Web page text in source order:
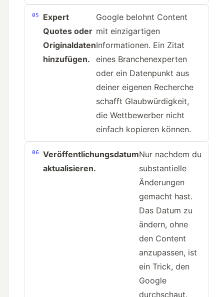
Expert
Quotes oder
Originaldaten
hinzufügen.
Google belohnt Content
mit einzigartigen
Informationen. Ein Zitat
eines Branchenexperten
oder ein Datenpunkt aus
deiner eigenen Recherche
schafft Glaubwürdigkeit,
die Wettbewerber nicht
einfach kopieren können.
Veröffentlichungsdatum
aktualisieren.
Nur nachdem du
substantielle
Änderungen
gemacht hast.
Das Datum zu
ändern, ohne
den Content
anzupassen, ist
ein Trick, den
Google
durchschaut.